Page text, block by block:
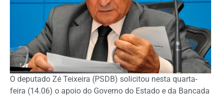
O deputado Zé Teixeira (PSDB) solicitou nesta quarta-
feira (14.06) o apoio do Governo do Estado e da Bancada